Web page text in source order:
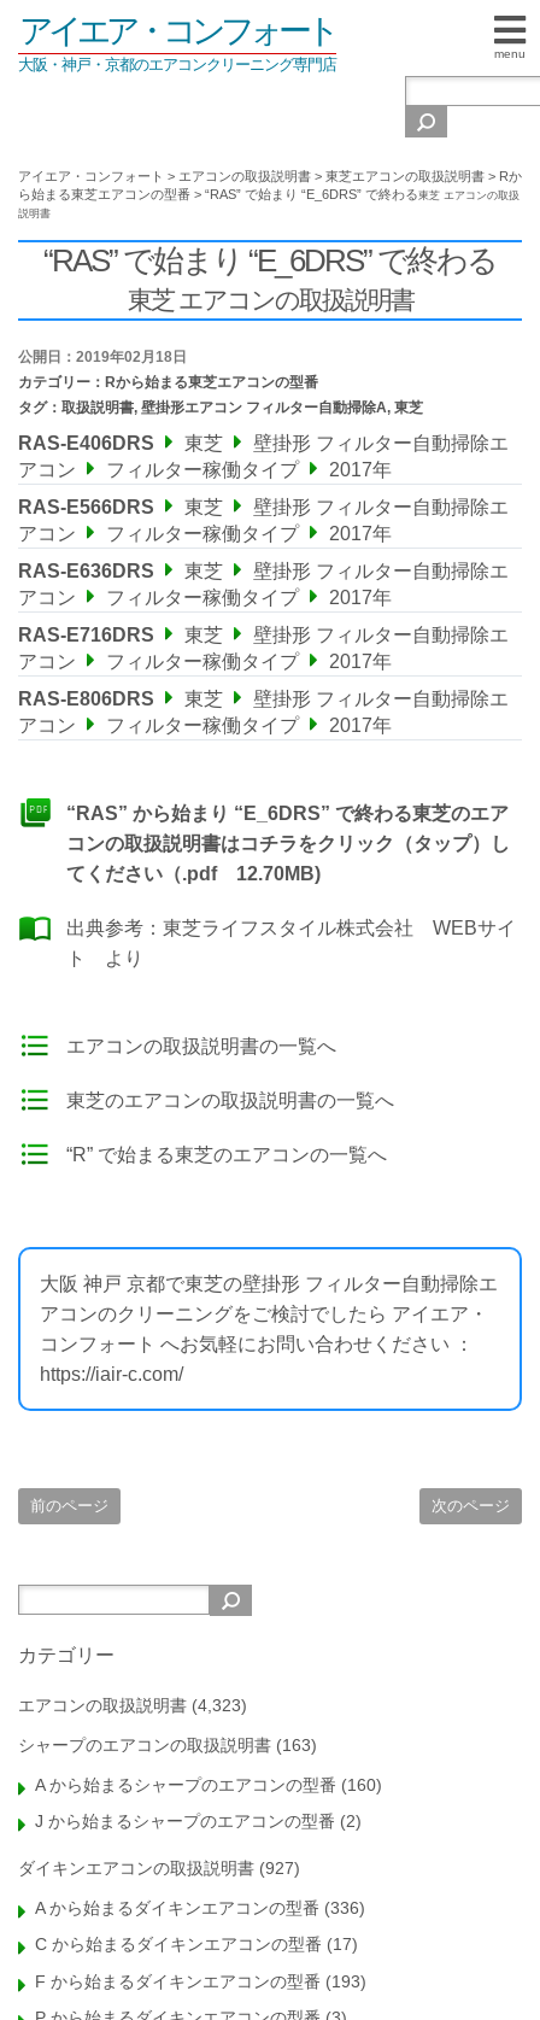
menu
アイエア・コンフォート
大阪・神戸・京都のエアコンクリーニング専門店
アイエア・コンフォート > エアコンの取扱説明書 > 東芝エアコンの取扱説明書 > Rか
ら始まる東芝エアコンの型番 > “RAS” で始まり “E_6DRS” で終わる東芝 エアコンの取扱
説明書
“RAS” で始まり “E_6DRS” で終わる
東芝 エアコンの取扱説明書
公開日：2019年02月18日
カテゴリー： Rから始まる東芝エアコンの型番
タグ： 取扱説明書, 壁掛形エアコン フィルター自動掃除A, 東芝
RAS-E406DRS 東芝
壁掛形 フィルター自動掃除エ
アコン
フィルター稼働タイプ
2017年
RAS-E566DRS
東芝
壁掛形 フィルター自動掃除エ
アコン
フィルター稼働タイプ
2017年
RAS-E636DRS
東芝
壁掛形 フィルター自動掃除エ
アコン
フィルター稼働タイプ
2017年
RAS-E716DRS
東芝
壁掛形 フィルター自動掃除エ
アコン
フィルター稼働タイプ
2017年
RAS-E806DRS
東芝
壁掛形 フィルター自動掃除エ
アコン
フィルター稼働タイプ 2017年
“RAS” から始まり “E_6DRS” で終わる東芝のエア
コンの取扱説明書はコチラをクリック（タップ）し
てください（.pdf 12.70MB)
出典参考： 東芝ライフスタイル株式会社 WEBサイ
ト
より
エアコンの取扱説明書の一覧へ
東芝のエアコンの取扱説明書の一覧へ
“R” で始まる東芝のエアコンの一覧へ
大阪 神戸 京都で東芝の壁掛形 フィルター自動掃除エ
アコンのクリーニングをご検討でしたら アイエア・
コンフォート へお気軽にお問い合わせください ：
https://iair-c.com/
前のページ 次のページ
カテゴリー
エアコンの取扱説明書 (4,323)
シャープのエアコンの取扱説明書 (163)
A から始まるシャープのエアコンの型番 (160)
J から始まるシャープのエアコンの型番 (2)
ダイキンエアコンの取扱説明書 (927)
A から始まるダイキンエアコンの型番 (336)
C から始まるダイキンエアコンの型番 (17)
F から始まるダイキンエアコンの型番 (193)